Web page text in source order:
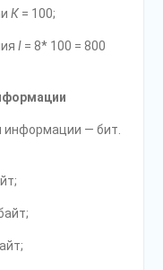
К= 100;
I= 8* 100 = 800
информации — бит.